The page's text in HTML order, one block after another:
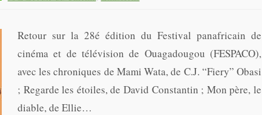
Retour sur la 28é édition du Festival panafricain de
cinéma et de télévision de Ouagadougou (FESPACO),
avec les chroniques de Mami Wata, de C.J. “Fiery” Obasi
; Regarde les étoiles, de David Constantin ; Mon père, le
diable, de Ellie…